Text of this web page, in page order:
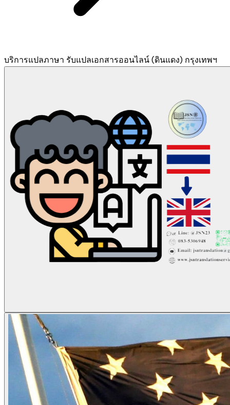
บริการแปลภาษา รับแปลเอกสารออนไลน์ (ดินแดง) กรุงเทพฯ